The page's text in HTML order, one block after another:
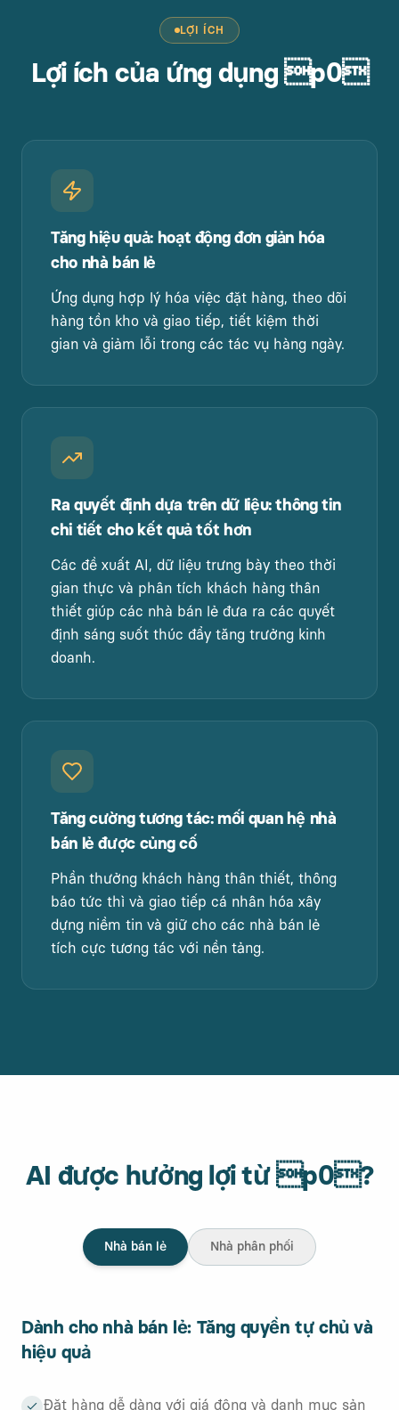
LỢI ÍCH
Lợi ích của ứng dụng p0
Tăng hiệu quả: hoạt động đơn giản hóa
cho nhà bán lẻ
Ứng dụng hợp lý hóa việc đặt hàng, theo dõi
hàng tồn kho và giao tiếp, tiết kiệm thời
gian và giảm lỗi trong các tác vụ hàng ngày.
Ra quyết định dựa trên dữ liệu:thông tin
chi tiết cho kết quả tốt hơn
Các đề xuất AI, dữ liệu trưng bày theo thời
gian thực và phân tích khách hàng thân
thiết giúp các nhà bán lẻ đưa ra các quyết
định sáng suốt thúc đẩy tăng trưởng kinh
doanh.
Tăng cường tương tác:mối quan hệ nhà
bán lẻ được củng cố
Phần thưởng khách hàng thân thiết, thông
báo tức thì và giao tiếp cá nhân hóa xây
dựng niềm tin và giữ cho các nhà bán lẻ
tích cực tương tác với nền tảng.
AI được hưởng lợi từ p0?
Nhà bán lẻ Nhà phân phối
Dành cho nhà bán lẻ: Tăng quyền tự chủ và
hiệu quả
Đặt hàng dễ dàng với giá động và danh mục sản